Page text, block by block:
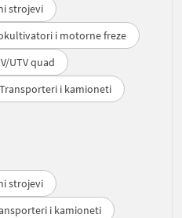
strojevi
i motorne freze
UTV quad
Transporteri i kamioneti
strojevi
i kamioneti